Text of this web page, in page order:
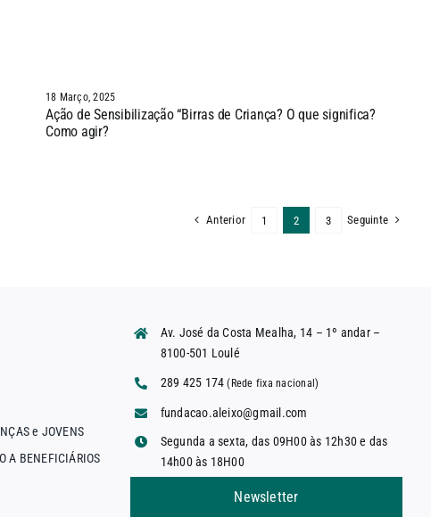
18 Março, 2025
Ação de Sensibilização “Birras de Criança? O que significa?
Como agir?
Anterior 1 2 3 Seguinte
e JOVENS
A BENEFICIÁRIOS
Av. José da Costa Mealha, 14 – 1º andar –
8100-501 Loulé
289 425 174(Rede fixa nacional)
fundacao.aleixo@gmail.com
Segunda a sexta, das 09H00 às 12h30 e das
14h00 às 18H00
Newsletter